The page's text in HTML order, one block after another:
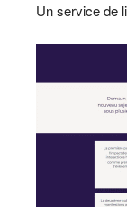
Un service de